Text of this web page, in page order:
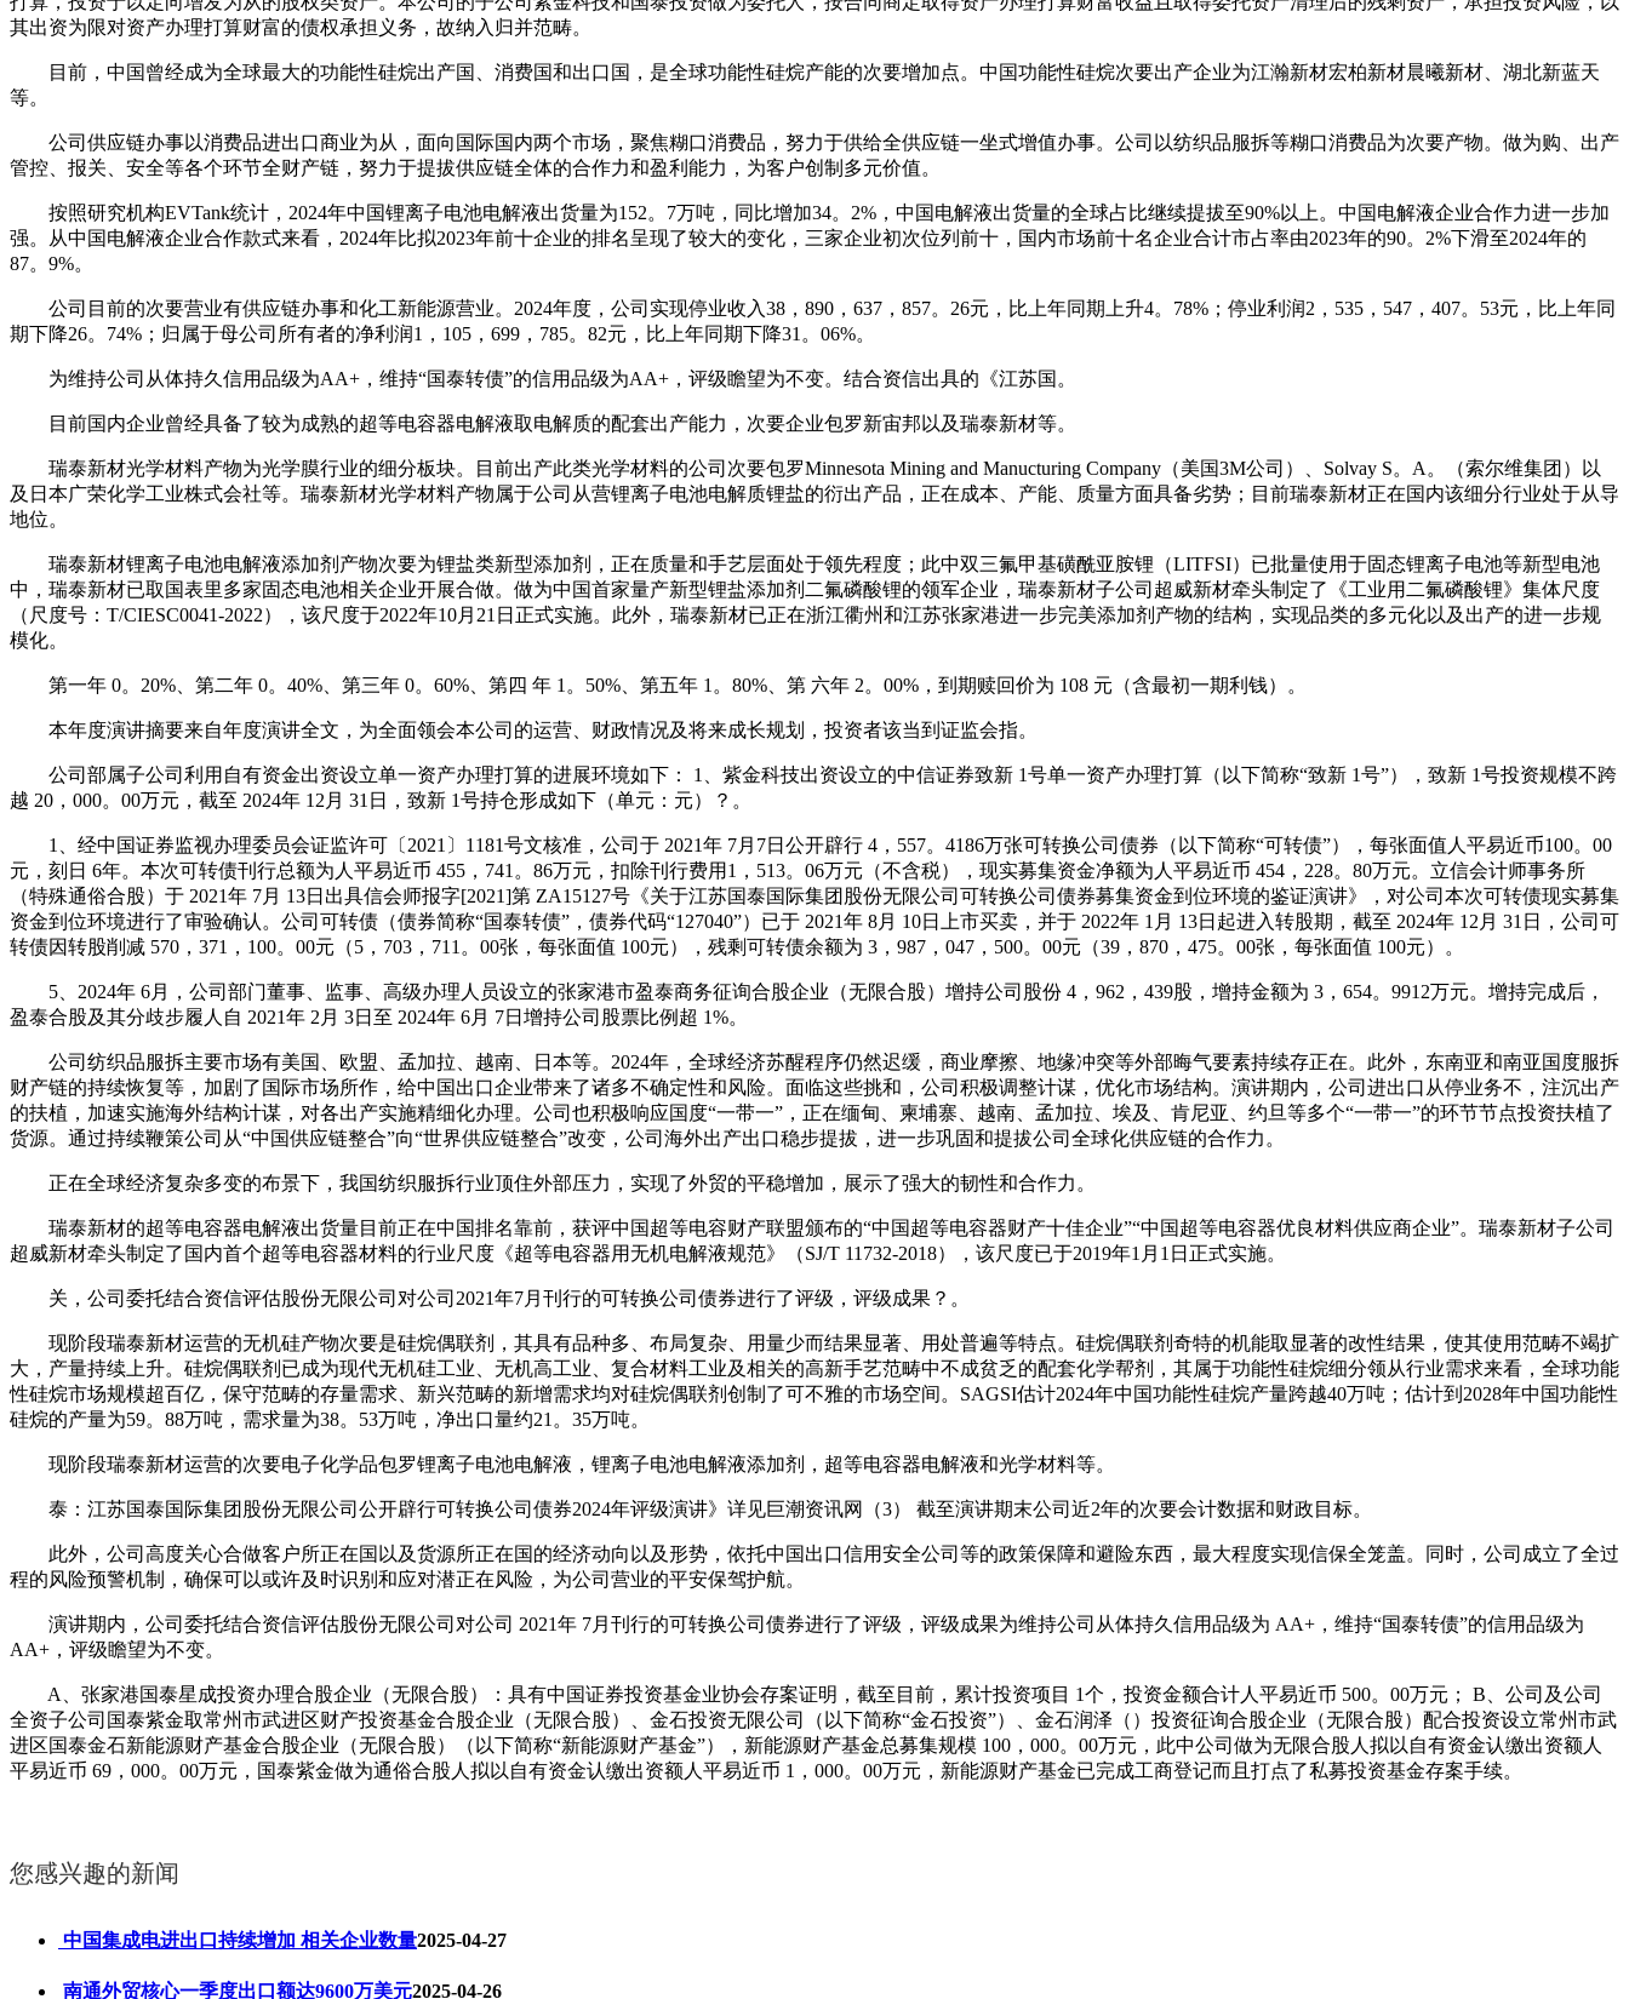
其出资为限对资产办理打算财富的债权承担义务，故纳入归并范畴。
目前，中国曾经成为全球最大的功能性硅烷出产国、消费国和出口国，是全球功能性硅烷产能的次要增加点。中国功能性硅烷次要出产企业为江瀚新材宏柏新材晨曦新材、湖北新蓝天
等。
公司供应链办事以消费品进出口商业为从，面向国际国内两个市场，聚焦糊口消费品，努力于供给全供应链一坐式增值办事。公司以纺织品服拆等糊口消费品为次要产物。做为购、出产
管控、报关、安全等各个环节全财产链，努力于提拔供应链全体的合作力和盈利能力，为客户创制多元价值。
按照研究机构EVTank统计，2024年中国锂离子电池电解液出货量为152。7万吨，同比增加34。2%，中国电解液出货量的全球占比继续提拔至90%以上。中国电解液企业合作力进一步加
强。从中国电解液企业合作款式来看，2024年比拟2023年前十企业的排名呈现了较大的变化，三家企业初次位列前十，国内市场前十名企业合计市占率由2023年的90。2%下滑至2024年的
87。9%。
公司目前的次要营业有供应链办事和化工新能源营业。2024年度，公司实现停业收入38，890，637，857。26元，比上年同期上升4。78%；停业利润2，535，547，407。53元，比上年同
期下降26。74%；归属于母公司所有者的净利润1，105，699，785。82元，比上年同期下降31。06%。
为维持公司从体持久信用品级为AA+，维持“国泰转债”的信用品级为AA+，评级瞻望为不变。结合资信出具的《江苏国。
目前国内企业曾经具备了较为成熟的超等电容器电解液取电解质的配套出产能力，次要企业包罗新宙邦以及瑞泰新材等。
瑞泰新材光学材料产物为光学膜行业的细分板块。目前出产此类光学材料的公司次要包罗Minnesota Mining and Manucturing Company（美国3M公司）、Solvay S。A。（索尔维集团）以
及日本广荣化学工业株式会社等。瑞泰新材光学材料产物属于公司从营锂离子电池电解质锂盐的衍出产品，正在成本、产能、质量方面具备劣势；目前瑞泰新材正在国内该细分行业处于从导
地位。
瑞泰新材锂离子电池电解液添加剂产物次要为锂盐类新型添加剂，正在质量和手艺层面处于领先程度；此中双三氟甲基磺酰亚胺锂（LITFSI）已批量使用于固态锂离子电池等新型电池
中，瑞泰新材已取国表里多家固态电池相关企业开展合做。做为中国首家量产新型锂盐添加剂二氟磷酸锂的领军企业，瑞泰新材子公司超威新材牵头制定了《工业用二氟磷酸锂》集体尺度
（尺度号：T/CIESC0041-2022），该尺度于2022年10月21日正式实施。此外，瑞泰新材已正在浙江衢州和江苏张家港进一步完美添加剂产物的结构，实现品类的多元化以及出产的进一步规
模化。
第一年 0。20%、第二年 0。40%、第三年 0。60%、第四 年 1。50%、第五年 1。80%、第 六年 2。00%，到期赎回价为 108 元（含最初一期利钱）。
本年度演讲摘要来自年度演讲全文，为全面领会本公司的运营、财政情况及将来成长规划，投资者该当到证监会指。
公司部属子公司利用自有资金出资设立单一资产办理打算的进展环境如下： 1、紫金科技出资设立的中信证券致新 1号单一资产办理打算（以下简称“致新 1号”），致新 1号投资规模不跨
越 20，000。00万元，截至 2024年 12月 31日，致新 1号持仓形成如下（单元：元）？。
1、经中国证券监视办理委员会证监许可〔2021〕1181号文核准，公司于 2021年 7月7日公开辟行 4，557。4186万张可转换公司债券（以下简称“可转债”），每张面值人平易近币100。00
元，刻日 6年。本次可转债刊行总额为人平易近币 455，741。86万元，扣除刊行费用1，513。06万元（不含税），现实募集资金净额为人平易近币 454，228。80万元。立信会计师事务所
（特殊通俗合股）于 2021年 7月 13日出具信会师报字[2021]第 ZA15127号《关于江苏国泰国际集团股份无限公司可转换公司债券募集资金到位环境的鉴证演讲》，对公司本次可转债现实募集
资金到位环境进行了审验确认。公司可转债（债券简称“国泰转债”，债券代码“127040”）已于 2021年 8月 10日上市买卖，并于 2022年 1月 13日起进入转股期，截至 2024年 12月 31日，公司可
转债因转股削减 570，371，100。00元（5，703，711。00张，每张面值 100元），残剩可转债余额为 3，987，047，500。00元（39，870，475。00张，每张面值 100元）。
5、2024年 6月，公司部门董事、监事、高级办理人员设立的张家港市盈泰商务征询合股企业（无限合股）增持公司股份 4，962，439股，增持金额为 3，654。9912万元。增持完成后，
盈泰合股及其分歧步履人自 2021年 2月 3日至 2024年 6月 7日增持公司股票比例超 1%。
公司纺织品服拆主要市场有美国、欧盟、孟加拉、越南、日本等。2024年，全球经济苏醒程序仍然迟缓，商业摩擦、地缘冲突等外部晦气要素持续存正在。此外，东南亚和南亚国度服拆
财产链的持续恢复等，加剧了国际市场所作，给中国出口企业带来了诸多不确定性和风险。面临这些挑和，公司积极调整计谋，优化市场结构。演讲期内，公司进出口从停业务不，注沉出产
的扶植，加速实施海外结构计谋，对各出产实施精细化办理。公司也积极响应国度“一带一”，正在缅甸、柬埔寨、越南、孟加拉、埃及、肯尼亚、约旦等多个“一带一”的环节节点投资扶植了
货源。通过持续鞭策公司从“中国供应链整合”向“世界供应链整合”改变，公司海外出产出口稳步提拔，进一步巩固和提拔公司全球化供应链的合作力。
正在全球经济复杂多变的布景下，我国纺织服拆行业顶住外部压力，实现了外贸的平稳增加，展示了强大的韧性和合作力。
瑞泰新材的超等电容器电解液出货量目前正在中国排名靠前，获评中国超等电容财产联盟颁布的“中国超等电容器财产十佳企业”“中国超等电容器优良材料供应商企业”。瑞泰新材子公司
超威新材牵头制定了国内首个超等电容器材料的行业尺度《超等电容器用无机电解液规范》（SJ/T 11732-2018），该尺度已于2019年1月1日正式实施。
关，公司委托结合资信评估股份无限公司对公司2021年7月刊行的可转换公司债券进行了评级，评级成果？。
现阶段瑞泰新材运营的无机硅产物次要是硅烷偶联剂，其具有品种多、布局复杂、用量少而结果显著、用处普遍等特点。硅烷偶联剂奇特的机能取显著的改性结果，使其使用范畴不竭扩
大，产量持续上升。硅烷偶联剂已成为现代无机硅工业、无机高工业、复合材料工业及相关的高新手艺范畴中不成贫乏的配套化学帮剂，其属于功能性硅烷细分领从行业需求来看，全球功能
性硅烷市场规模超百亿，保守范畴的存量需求、新兴范畴的新增需求均对硅烷偶联剂创制了可不雅的市场空间。SAGSI估计2024年中国功能性硅烷产量跨越40万吨；估计到2028年中国功能性
硅烷的产量为59。88万吨，需求量为38。53万吨，净出口量约21。35万吨。
现阶段瑞泰新材运营的次要电子化学品包罗锂离子电池电解液，锂离子电池电解液添加剂，超等电容器电解液和光学材料等。
泰：江苏国泰国际集团股份无限公司公开辟行可转换公司债券2024年评级演讲》详见巨潮资讯网（3） 截至演讲期末公司近2年的次要会计数据和财政目标。
此外，公司高度关心合做客户所正在国以及货源所正在国的经济动向以及形势，依托中国出口信用安全公司等的政策保障和避险东西，最大程度实现信保全笼盖。同时，公司成立了全过
程的风险预警机制，确保可以或许及时识别和应对潜正在风险，为公司营业的平安保驾护航。
演讲期内，公司委托结合资信评估股份无限公司对公司 2021年 7月刊行的可转换公司债券进行了评级，评级成果为维持公司从体持久信用品级为 AA+，维持“国泰转债”的信用品级为
AA+，评级瞻望为不变。
A、张家港国泰星成投资办理合股企业（无限合股）：具有中国证券投资基金业协会存案证明，截至目前，累计投资项目 1个，投资金额合计人平易近币 500。00万元； B、公司及公司
全资子公司国泰紫金取常州市武进区财产投资基金合股企业（无限合股）、金石投资无限公司（以下简称“金石投资”）、金石润泽（）投资征询合股企业（无限合股）配合投资设立常州市武
进区国泰金石新能源财产基金合股企业（无限合股）（以下简称“新能源财产基金”），新能源财产基金总募集规模 100，000。00万元，此中公司做为无限合股人拟以自有资金认缴出资额人
平易近币 69，000。00万元，国泰紫金做为通俗合股人拟以自有资金认缴出资额人平易近币 1，000。00万元，新能源财产基金已完成工商登记而且打点了私募投资基金存案手续。
您感兴趣的新闻
中国集成电进出口持续增加 相关企业数量2025-04-27
南通外贸核心一季度出口额达9600万美元2025-04-26